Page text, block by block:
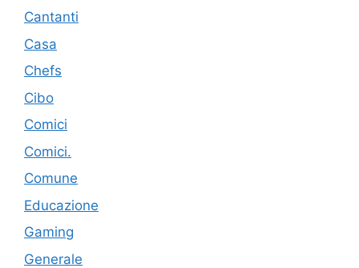
Cantanti
Casa
Chefs
Cibo
Comici
Comici.
Comune
Educazione
Gaming
Generale